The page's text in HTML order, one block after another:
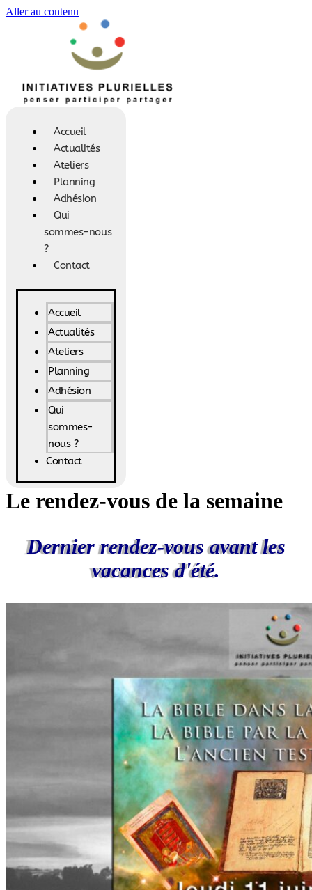
Aller au contenu
Accueil
Actualités
Ateliers
Planning
Adhésion
Qui
sommes-nous
?
Contact
Accueil
Actualités
Ateliers
Planning
Adhésion
Qui
sommes-
nous ?
Contact
Le rendez-vous de la semaine
Dernier rendez-vous avant les
vacances d'été.